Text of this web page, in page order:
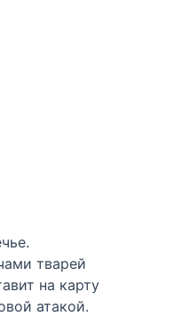
тварей
на карту
атакой.